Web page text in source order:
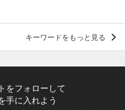
キーワードをもっと見る
をフォローして
手に入れよう